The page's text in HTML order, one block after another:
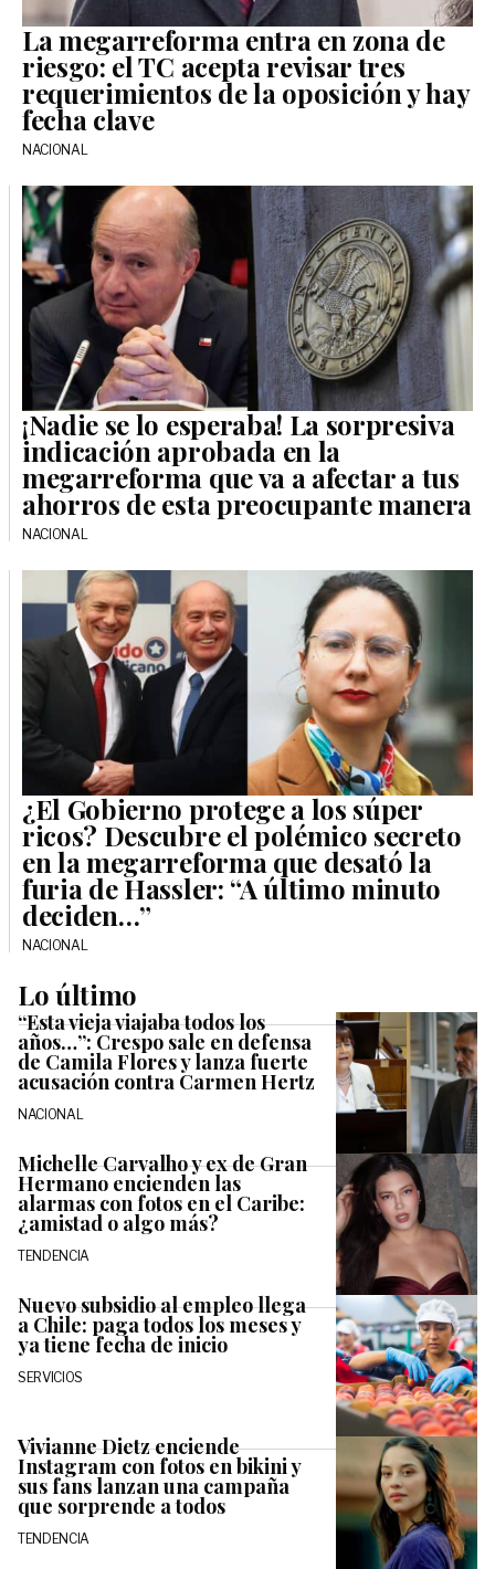
La megarreforma entra en zona de
riesgo: el TC acepta revisar tres
requerimientos de la oposición y hay
fecha clave
NACIONAL
¡Nadie se lo esperaba! La sorpresiva
indicación aprobada en la
megarreforma que va a afectar a tus
ahorros de esta preocupante manera
NACIONAL
¿El Gobierno protege a los súper
ricos? Descubre el polémico secreto
en la megarreforma que desató la
furia de Hassler: “A último minuto
deciden…”
NACIONAL
Lo último
“Esta vieja viajaba todos los
años…”: Crespo sale en defensa
de Camila Flores y lanza fuerte
acusación contra Carmen Hertz
NACIONAL
Michelle Carvalho y ex de Gran
Hermano encienden las
alarmas con fotos en el Caribe:
¿amistad o algo más?
TENDENCIA
Nuevo subsidio al empleo llega
a Chile: paga todos los meses y
ya tiene fecha de inicio
SERVICIOS
Vivianne Dietz enciende
Instagram con fotos en bikini y
sus fans lanzan una campaña
que sorprende a todos
TENDENCIA